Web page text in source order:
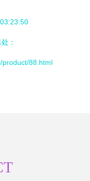
：
product/88.html